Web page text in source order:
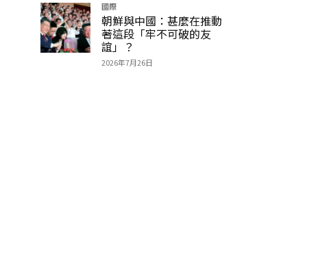
國際
朝鮮與中國：甚麼在推動
著這段「牢不可破的友
誼」？
2026年7月26日